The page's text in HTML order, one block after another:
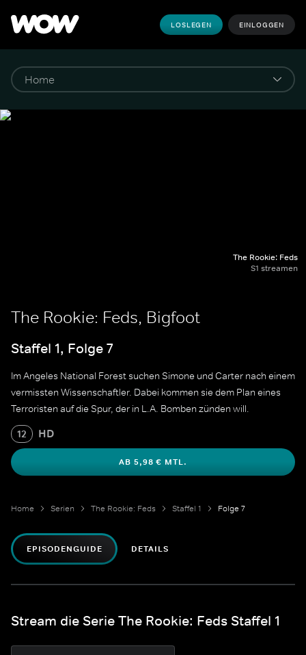
LOSLEGEN EINLOGGEN
The Rookie: Feds
S1 streamen
The Rookie: Feds, Bigfoot
Staffel 1, Folge 7
Im Angeles National Forest suchen Simone und Carter nach einem
vermissten Wissenschaftler. Dabei kommen sie dem Plan eines
Terroristen auf die Spur, der in L.A. Bomben zünden will.
12 HD
AB 5,98 € MTL.
Home Serien The Rookie: Feds Staffel 1 Folge 7
EPISODENGUIDE DETAILS
Stream die Serie The Rookie: Feds Staffel 1